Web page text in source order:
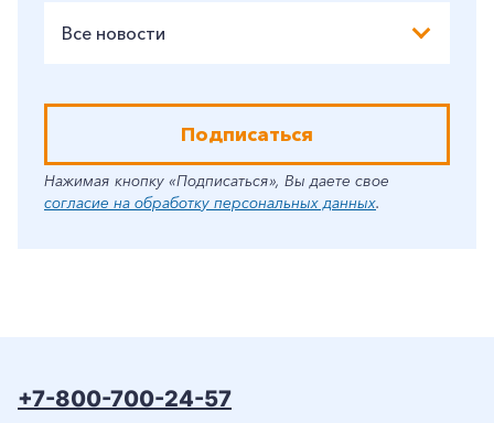
Все новости
Подписаться
Нажимая кнопку «Подписаться», Вы даете свое
согласие на обработку персональных данных.
+7-800-700-24-57